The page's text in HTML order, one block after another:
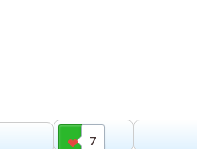
7
Gilla